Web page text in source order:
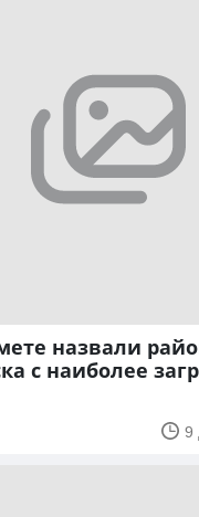
назвали
с наиболее
9